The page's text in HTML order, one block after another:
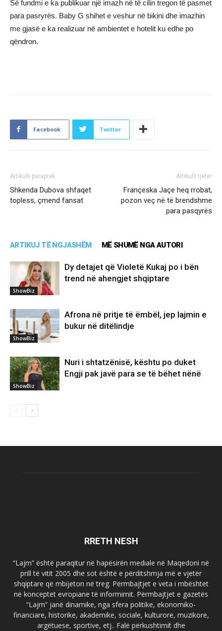
Së fundmi e ka publikuar një imazh në të cilin tregon të pasmet
para pasryrës. Baby G shihet e veshur në bikini dhe imazhin
me gjasë e ka realizuar në ambientet e hotelit ku edhe po
qëndron.
Facebook Twitter
Artikulli paraprak
Shkenda Dubova shfaqet
topless, çmend fansat
Artikulli tjetër
Françeska Jaçe heq rrobat,
pozon veç në të brendshme
para pasqyrës
ARTIKUJ TË NGJASHËM MË SHUMË NGA AUTORI
ShowBiz
Dy detajet që Violetë Kukaj po i bën
trend në ahengjet shqiptare
ShowBiz
Afrona në pritje të ëmbël, jep lajmin e
bukur në ditëlindje
ShowBiz
Nuri i shtatzënisë, kështu po duket
Engji pak javë para se të bëhet nënë
RRETH NESH
“Lajm” është paraqitur në hapësirën mediale në Maqedoni në
prill të vitit 2005 dhe sot është e përditshmja më e vjetër
shqiptare që mbijeton në treg. Përmbajtjet e veta i mbështet
në konceptet evropiane të informimit. Përmbajtjet e gazetës
“Lajm” janë dinamike, nga sfera politike, ekonomiko-
financiare, historike, akademike, sociale, kulturore, muzikore,
argëtuese, sportive, etj.. Falë përkushtimit dhe